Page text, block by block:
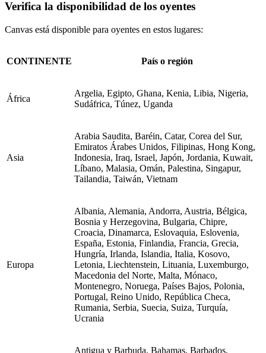
Verifica la disponibilidad de los oyentes
Canvas está disponible para oyentes en estos lugares:
CONTINENTE País o región
África
Argelia, Egipto, Ghana, Kenia, Libia, Nigeria,
Sudáfrica, Túnez, Uganda
Asia
Arabia Saudita, Baréin, Catar, Corea del Sur,
Emiratos Árabes Unidos, Filipinas, Hong Kong,
Indonesia, Iraq, Israel, Japón, Jordania, Kuwait,
Líbano, Malasia, Omán, Palestina, Singapur,
Tailandia, Taiwán, Vietnam
Europa
Albania, Alemania, Andorra, Austria, Bélgica,
Bosnia y Herzegovina, Bulgaria, Chipre,
Croacia, Dinamarca, Eslovaquia, Eslovenia,
España, Estonia, Finlandia, Francia, Grecia,
Hungría, Irlanda, Islandia, Italia, Kosovo,
Letonia, Liechtenstein, Lituania, Luxemburgo,
Macedonia del Norte, Malta, Mónaco,
Montenegro, Noruega, Países Bajos, Polonia,
Portugal, Reino Unido, República Checa,
Rumania, Serbia, Suecia, Suiza, Turquía,
Ucrania
Antigua y Barbuda, Bahamas, Barbados,